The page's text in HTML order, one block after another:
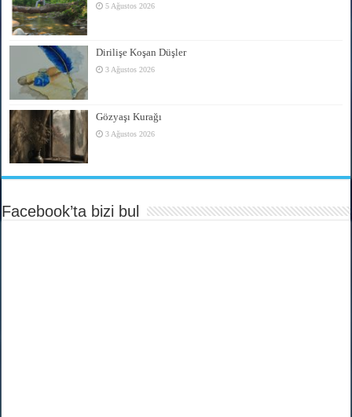
5 Ağustos 2026
Dirilişe Koşan Düşler
3 Ağustos 2026
Gözyaşı Kurağı
3 Ağustos 2026
Facebook’ta bizi bul